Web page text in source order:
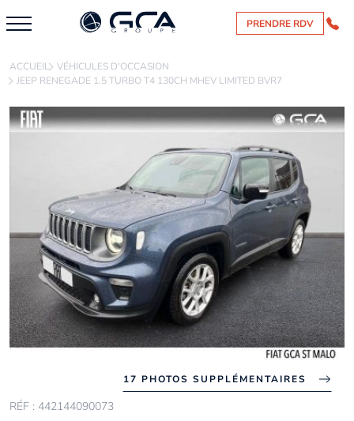
PRENDRE RDV
ACCUEIL VÉHICULES D'OCCASION
JEEP RENEGADE 1.5 TURBO T4 130CH MHEV LIMITED BVR7
17 PHOTOS SUPPLÉMENTAIRES
RÉF : 442144090073